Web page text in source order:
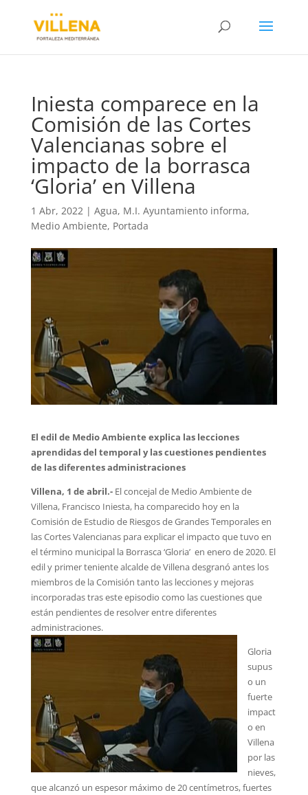
Iniesta comparece en la
Comisión de las Cortes
Valencianas sobre el
impacto de la borrasca
‘Gloria’ en Villena
1 Abr, 2022| Agua, M.I. Ayuntamiento informa,
Medio Ambiente, Portada
El edil de Medio Ambiente explica las lecciones
aprendidas del temporal y las cuestiones pendientes
de las diferentes administraciones
Villena, 1 de abril.- El concejal de Medio Ambiente de
Villena, Francisco Iniesta, ha comparecido hoy en la
Comisión de Estudio de Riesgos de Grandes Temporales en
las Cortes Valencianas para explicar el impacto que tuvo en
el término municipal la Borrasca ‘Gloria’ en enero de 2020. El
edil y primer teniente alcalde de Villena desgranó antes los
miembros de la Comisión tanto las lecciones y mejoras
incorporadas tras este episodio como las cuestiones que
están pendientes de resolver entre diferentes
administraciones.
Gloria
supus
o un
fuerte
impact
o en
Villena
por las
nieves,
que alcanzó un espesor máximo de 20 centímetros, fuertes